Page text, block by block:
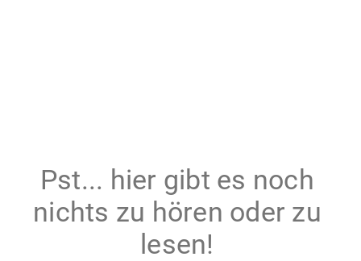
Pst... hier gibt es noch
nichts zu hören oder zu
lesen!